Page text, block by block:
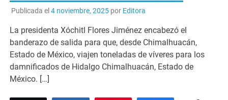
Publicada el 4 noviembre, 2025por Editora
La presidenta Xóchitl Flores Jiménez encabezó el
banderazo de salida para que, desde Chimalhuacán,
Estado de México, viajen toneladas de víveres para los
damnificados de Hidalgo Chimalhuacán, Estado de
México. […]